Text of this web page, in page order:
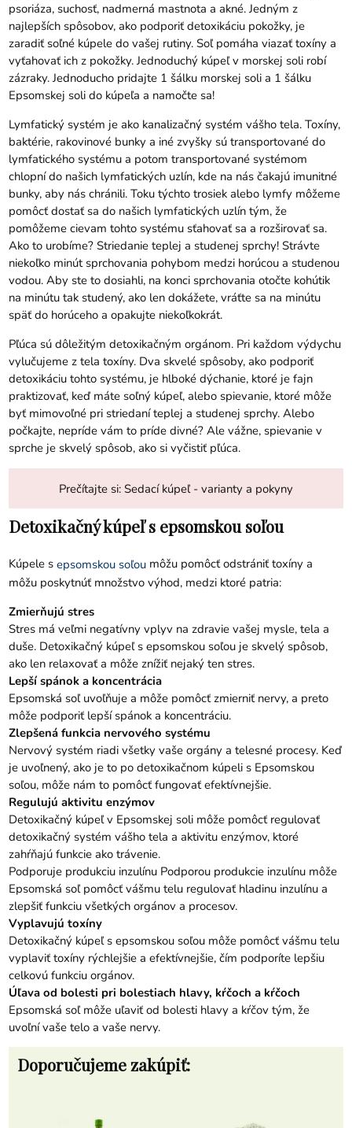
psoriáza, suchosť, nadmerná mastnota a akné. Jedným z
najlepších spôsobov, ako podporiť detoxikáciu pokožky, je
zaradiť soľné kúpele do vašej rutiny. Soľ pomáha viazať toxíny a
vyťahovať ich z pokožky. Jednoduchý kúpeľ v morskej soli robí
zázraky. Jednoducho pridajte 1 šálku morskej soli a 1 šálku
Epsomskej soli do kúpeľa a namočte sa!
Lymfatický systém je ako kanalizačný systém vášho tela. Toxíny,
baktérie, rakovinové bunky a iné zvyšky sú transportované do
lymfatického systému a potom transportované systémom
chlopní do našich lymfatických uzlín, kde na nás čakajú imunitné
bunky, aby nás chránili. Toku týchto trosiek alebo lymfy môžeme
pomôcť dostať sa do našich lymfatických uzlín tým, že
pomôžeme cievam tohto systému sťahovať sa a rozširovať sa.
Ako to urobíme? Striedanie teplej a studenej sprchy! Strávte
niekoľko minút sprchovania pohybom medzi horúcou a studenou
vodou. Aby ste to dosiahli, na konci sprchovania otočte kohútik
na minútu tak studený, ako len dokážete, vráťte sa na minútu
späť do horúceho a opakujte niekoľkokrát.
Pľúca sú dôležitým detoxikačným orgánom. Pri každom výdychu
vylučujeme z tela toxíny. Dva skvelé spôsoby, ako podporiť
detoxikáciu tohto systému, je hlboké dýchanie, ktoré je fajn
praktizovať, keď máte soľný kúpeľ, alebo spievanie, ktoré môže
byť mimovoľné pri striedaní teplej a studenej sprchy. Alebo
počkajte, nepríde vám to príde divné? Ale vážne, spievanie v
sprche je skvelý spôsob, ako si vyčistiť pľúca.
Prečítajte si: Sedací kúpeľ - varianty a pokyny
Detoxikačný kúpeľ s epsomskou soľou
Kúpele sepsomskou soľou môžu pomôcť odstrániť toxíny a
môžu poskytnúť množstvo výhod, medzi ktoré patria:
Zmierňujú stres
Stres má veľmi negatívny vplyv na zdravie vašej mysle, tela a
duše. Detoxikačný kúpeľ s epsomskou soľou je skvelý spôsob,
ako len relaxovať a môže znížiť nejaký ten stres.
Lepší spánok a koncentrácia
Epsomská soľ uvoľňuje a môže pomôcť zmierniť nervy, a preto
môže podporiť lepší spánok a koncentráciu.
Zlepšená funkcia nervového systému
Nervový systém riadi všetky vaše orgány a telesné procesy. Keď
je uvoľnený, ako je to po detoxikačnom kúpeli s Epsomskou
soľou, môže nám to pomôcť fungovať efektívnejšie.
Regulujú aktivitu enzýmov
Detoxikačný kúpeľ v Epsomskej soli môže pomôcť regulovať
detoxikačný systém vášho tela a aktivitu enzýmov, ktoré
zahŕňajú funkcie ako trávenie.
Podporuje produkciu inzulínu Podporou produkcie inzulínu môže
Epsomská soľ pomôcť vášmu telu regulovať hladinu inzulínu a
zlepšiť funkciu všetkých orgánov a procesov.
Vyplavujú toxíny
Detoxikačný kúpeľ s epsomskou soľou môže pomôcť vášmu telu
vyplaviť toxíny rýchlejšie a efektívnejšie, čím podporíte lepšiu
celkovú funkciu orgánov.
Úľava od bolesti pri bolestiach hlavy, kŕčoch a kŕčoch
Epsomská soľ môže uľaviť od bolesti hlavy a kŕčov tým, že
uvoľní vaše telo a vaše nervy.
Doporučujeme zakúpiť: